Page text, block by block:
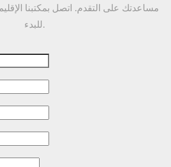
مساعدتك على التقدم. اتصل بمكتبنا
للبدء.